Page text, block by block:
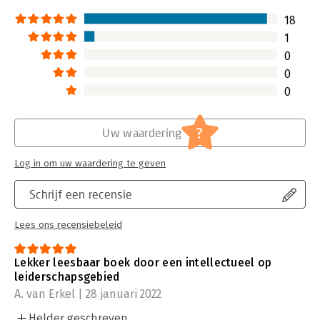
18
1
0
0
0
Schrijf een recensie
Lees ons recensiebeleid
Uw waardering ?
Log in om uw waardering te geven
Lekker leesbaar boek door een intellectueel op
leiderschapsgebied
A. van Erkel | 28 januari 2022